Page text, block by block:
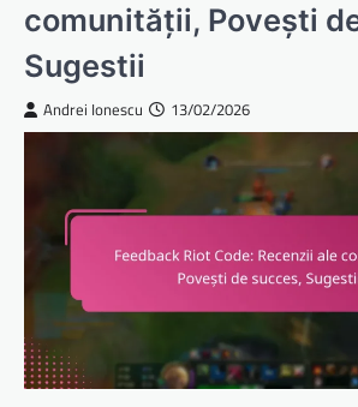
comunității, Povești
Sugestii
Andrei Ionescu 13/02/2026